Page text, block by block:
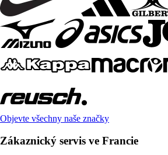
Objevte všechny naše značky
Zákaznický servis ve Francie